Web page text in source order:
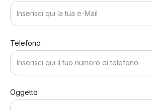
Telefono
Oggetto